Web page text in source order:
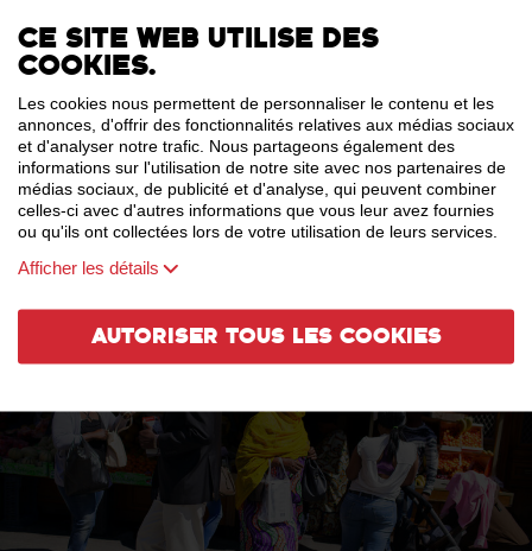
Ce site web utilise des
cookies.
Les cookies nous permettent de personnaliser le contenu et les
annonces, d'offrir des fonctionnalités relatives aux médias sociaux
et d'analyser notre trafic. Nous partageons également des
informations sur l'utilisation de notre site avec nos partenaires de
médias sociaux, de publicité et d'analyse, qui peuvent combiner
celles-ci avec d'autres informations que vous leur avez fournies
ou qu'ils ont collectées lors de votre utilisation de leurs services.
Afficher les détails
Autoriser tous les cookies